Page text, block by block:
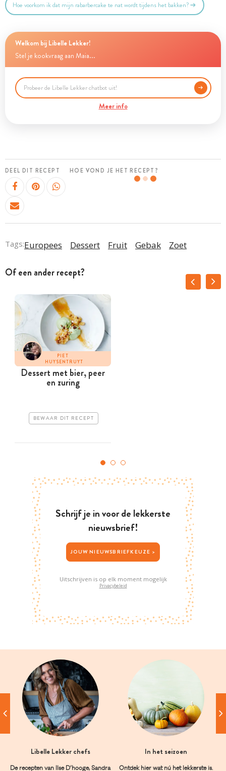
Hoe voorkom ik dat mijn rabarbercake te nat wordt tijdens het bakken?
Welkom bij Libelle Lekker!
Stel je kookvraag aan Maia...
Meer info
DEEL DIT RECEPT HOE VOND JE HET RECEPT?
Tags:Europees Dessert Fruit Gebak Zoet
Of een ander recept?
PIET
HUYSENTRUYT
Dessert met bier, peer
en zuring
BEWAAR DIT RECEPT
Schrijf je in voor de lekkerste
nieuwsbrief!
JOUW NIEUWSBRIEFKEUZE >
Uitschrijven is op elk moment mogelijk
Privacybeleid
Libelle Lekker chefs
De recepten van Ilse D’hooge, Sandra
In het seizoen
Ontdek hier wat nú het lekkerste is.